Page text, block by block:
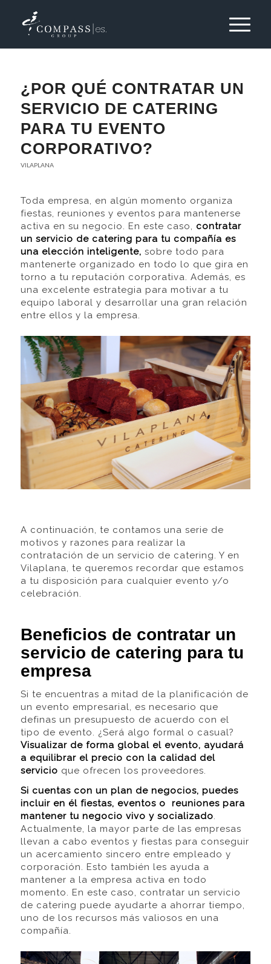
¿POR QUÉ CONTRATAR UN
SERVICIO DE CATERING
PARA TU EVENTO
CORPORATIVO?
VILAPLANA
Toda empresa, en algún momento organiza
fiestas, reuniones y eventos para mantenerse
activa en su negocio. En este caso, contratar
un servicio de catering para tu compañía es
una elección inteligente, sobre todo para
mantenerte organizado en todo lo que gira en
torno a tu reputación corporativa. Además, es
una excelente estrategia para motivar a tu
equipo laboral y desarrollar una gran relación
entre ellos y la empresa.
A continuación, te contamos una serie de
motivos y razones para realizar la
contratación de un servicio de catering. Y en
Vilaplana, te queremos recordar que estamos
a tu disposición para cualquier evento y/o
celebración.
Beneficios de contratar un
servicio de catering para tu
empresa
Si te encuentras a mitad de la planificación de
un evento empresarial, es necesario que
definas un presupuesto de acuerdo con el
tipo de evento. ¿Será algo formal o casual?
Visualizar de forma global el evento, ayudará
a equilibrar el precio con la calidad del
servicio que ofrecen los proveedores.
Si cuentas con un plan de negocios, puedes
incluir en él fiestas, eventos o reuniones para
mantener tu negocio vivo y socializado.
Actualmente, la mayor parte de las empresas
llevan a cabo eventos y fiestas para conseguir
un acercamiento sincero entre empleado y
corporación. Esto también les ayuda a
mantener a la empresa activa en todo
momento. En este caso, contratar un servicio
de catering puede ayudarte a ahorrar tiempo,
uno de los recursos más valiosos en una
compañía.